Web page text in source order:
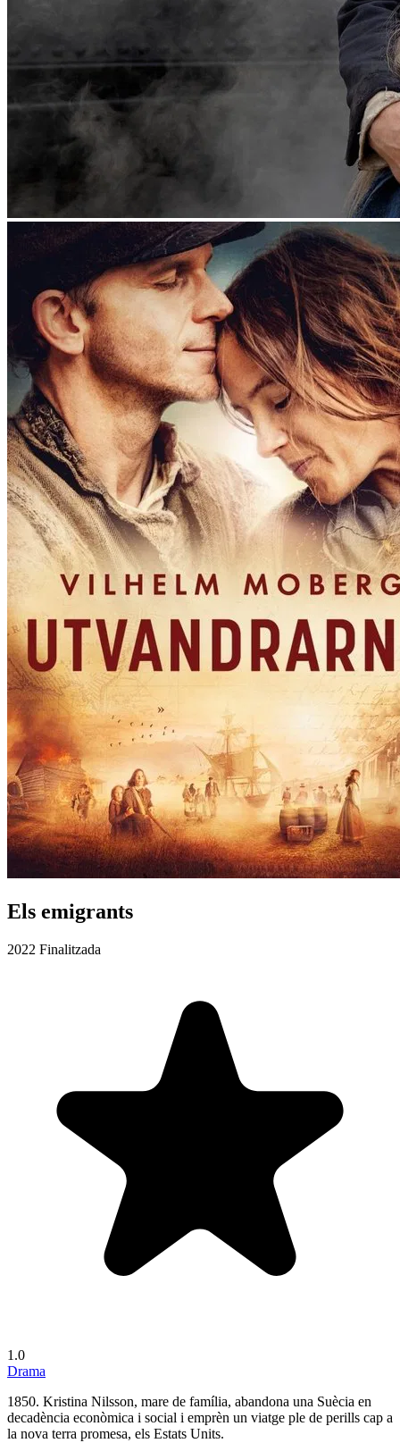
Els emigrants
2022 Finalitzada
1.0
Drama
1850. Kristina Nilsson, mare de família, abandona una Suècia en
decadència econòmica i social i emprèn un viatge ple de perills cap a
la nova terra promesa, els Estats Units.